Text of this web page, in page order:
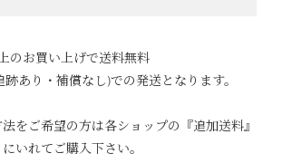
のお買い上げで送料無料
あり・補償なし)での発送となります。
をご希望の方は各ショップの『追加送料』
いれてご購入下さい。